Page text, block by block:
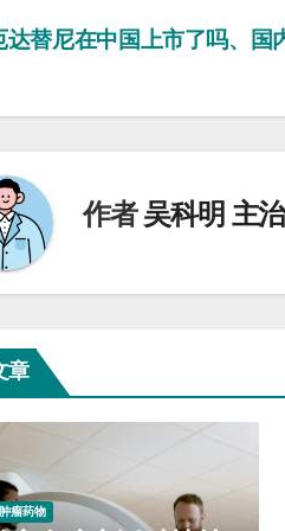
达替尼在中国上市了吗、国
作者吴科明 主
章
肿瘤药物